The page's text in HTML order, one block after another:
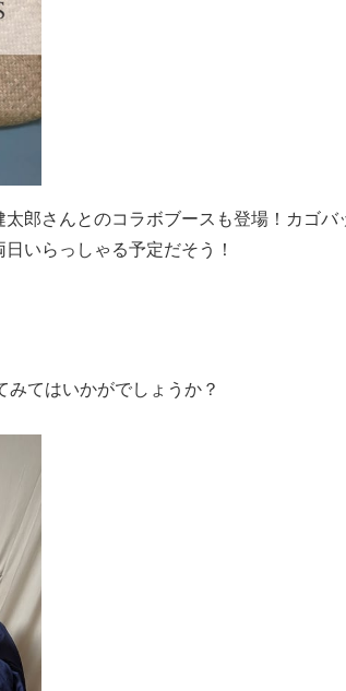
郎さんとのコラボブースも登場！カゴ
いらっしゃる予定だそう！
みてはいかがでしょうか？